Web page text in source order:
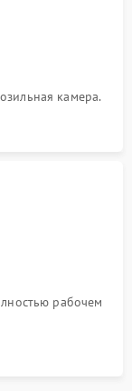
камера.
рабочем